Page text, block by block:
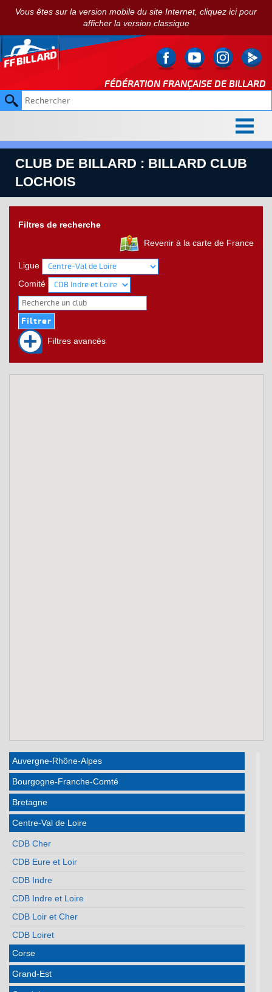
Vous êtes sur la version mobile du site Internet, cliquez ici pour
afficher la version classique
FÉDÉRATION FRANÇAISE DE BILLARD
CLUB DE BILLARD : BILLARD CLUB
LOCHOIS
Filtres de recherche
Revenir à la carte de France
Ligue
Comité
Filtres avancés
Auvergne-Rhône-Alpes
Bourgogne-Franche-Comté
Bretagne
Centre-Val de Loire
CDB Cher
CDB Eure et Loir
CDB Indre
CDB Indre et Loire
CDB Loir et Cher
CDB Loiret
Corse
Grand-Est